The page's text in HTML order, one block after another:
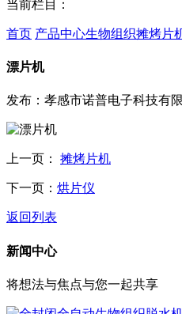
当前栏目：
首页 产品中心生物组织摊烤片
漂片机
发布：孝感市诺普电子科技有
上一页： 摊烤片机
下一页： 烘片仪
返回列表
新闻中心
将想法与焦点与您一起共享